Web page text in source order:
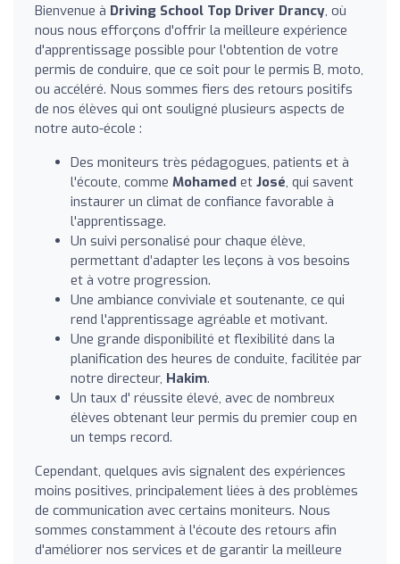
Bienvenue à Driving School Top Driver Drancy, où
nous nous efforçons d'offrir la meilleure expérience
d'apprentissage possible pour l'obtention de votre
permis de conduire, que ce soit pour le permis B, moto,
ou accéléré. Nous sommes fiers des retours positifs
de nos élèves qui ont souligné plusieurs aspects de
notre auto-école :
Des moniteurs très pédagogues, patients et à
l'écoute, comme Mohamed et José, qui savent
instaurer un climat de confiance favorable à
l'apprentissage.
Un suivi personalisé pour chaque élève,
permettant d’adapter les leçons à vos besoins
et à votre progression.
Une ambiance conviviale et soutenante, ce qui
rend l'apprentissage agréable et motivant.
Une grande disponibilité et flexibilité dans la
planification des heures de conduite, facilitée par
notre directeur, Hakim.
Un taux d' réussite élevé, avec de nombreux
élèves obtenant leur permis du premier coup en
un temps record.
Cependant, quelques avis signalent des expériences
moins positives, principalement liées à des problèmes
de communication avec certains moniteurs. Nous
sommes constamment à l'écoute des retours afin
d'améliorer nos services et de garantir la meilleure